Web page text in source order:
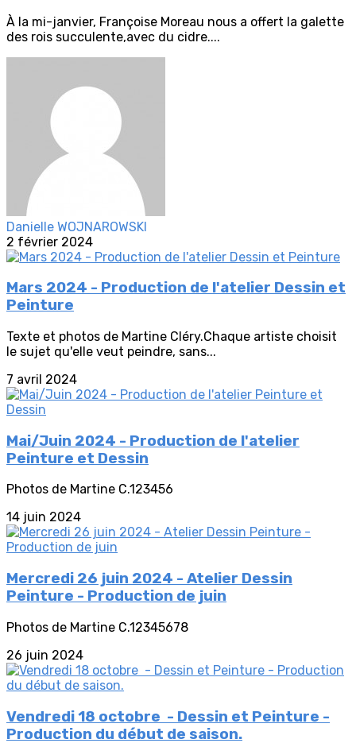
À la mi-janvier, Françoise Moreau nous a offert la galette
des rois succulente,avec du cidre....
Danielle WOJNAROWSKI
2 février 2024
Mars 2024 - Production de l'atelier Dessin et
Peinture
Texte et photos de Martine Cléry.Chaque artiste choisit
le sujet qu'elle veut peindre, sans...
7 avril 2024
Mai/Juin 2024 - Production de l'atelier
Peinture et Dessin
Photos de Martine C.123456
14 juin 2024
Mercredi 26 juin 2024 - Atelier Dessin
Peinture - Production de juin
Photos de Martine C.12345678
26 juin 2024
Vendredi 18 octobre - Dessin et Peinture -
Production du début de saison.